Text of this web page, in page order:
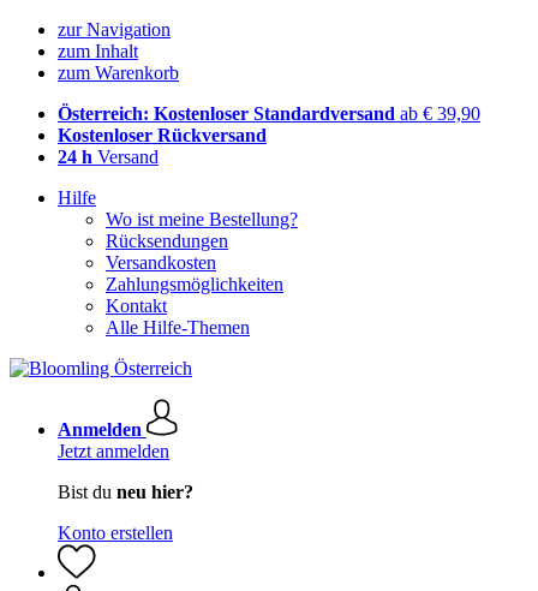
zur Navigation
zum Inhalt
zum Warenkorb
Österreich: Kostenloser Standardversand ab € 39,90
Kostenloser Rückversand
24 h Versand
Hilfe
Wo ist meine Bestellung?
Rücksendungen
Versandkosten
Zahlungsmöglichkeiten
Kontakt
Alle Hilfe-Themen
Anmelden
Jetzt anmelden
Bist du neu hier?
Konto erstellen